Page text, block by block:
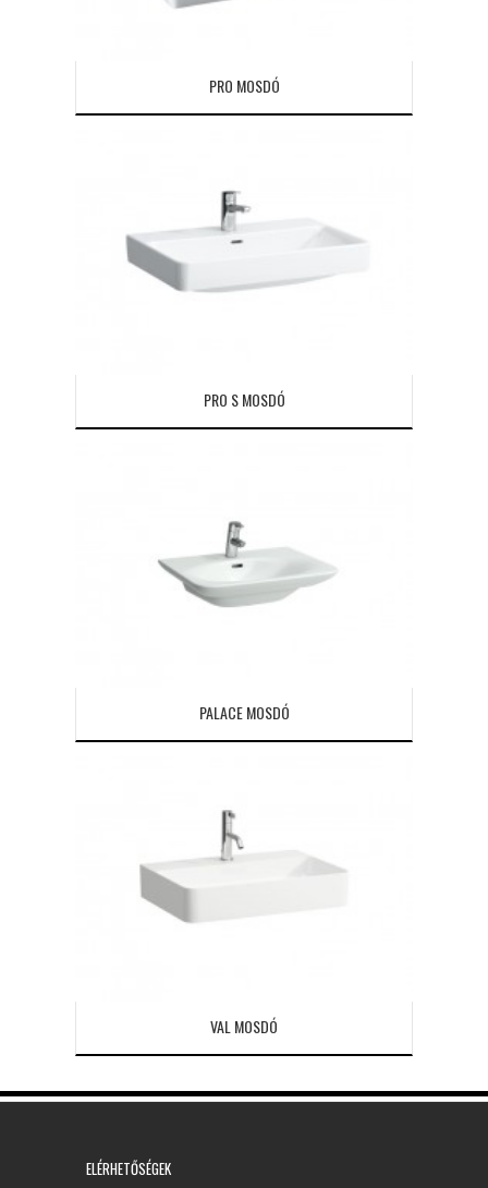
PRO MOSDÓ
PRO S MOSDÓ
PALACE MOSDÓ
VAL MOSDÓ
ELÉRHETŐSÉGEK